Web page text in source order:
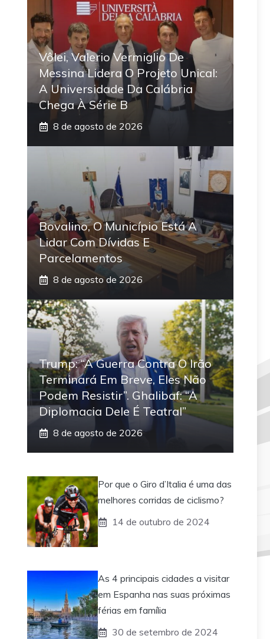
Vôlei, Valerio Vermiglio De
Messina Lidera O Projeto Unical:
A Universidade Da Calábria
Chega À Série B
8 de agosto de 2026
Bovalino, O Município Está A
Lidar Com Dívidas E
Parcelamentos
8 de agosto de 2026
Trump: “A Guerra Contra O Irão
Terminará Em Breve, Eles Não
Podem Resistir”. Ghalibaf: “A
Diplomacia Dele É Teatral”
8 de agosto de 2026
Por que o Giro d’Italia é uma das
melhores corridas de ciclismo?
14 de outubro de 2024
As 4 principais cidades a visitar
em Espanha nas suas próximas
férias em família
30 de setembro de 2024